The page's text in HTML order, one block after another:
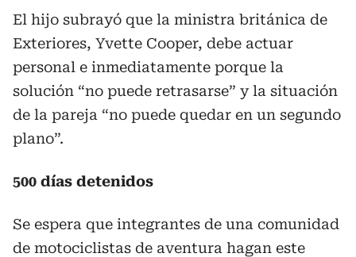
El hijo subrayó que la ministra británica de
Exteriores, Yvette Cooper, debe actuar
personal e inmediatamente porque la
solución “no puede retrasarse” y la situación
de la pareja “no puede quedar en un segundo
plano”.
500 días detenidos
Se espera que integrantes de una comunidad
de motociclistas de aventura hagan este